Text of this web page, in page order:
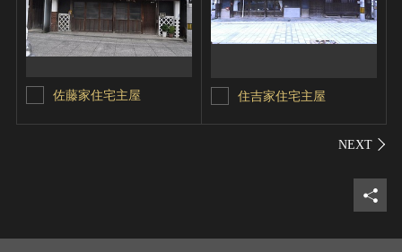
佐藤家住宅主屋 住吉家住宅主屋
シェ